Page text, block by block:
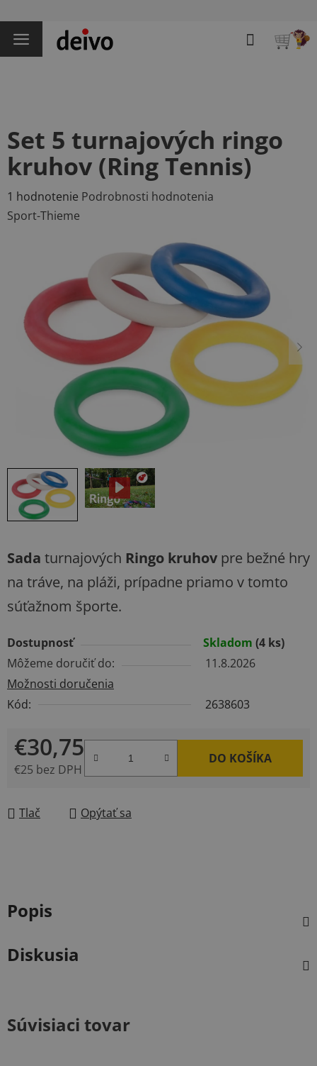
na
obsah
Hľadať
Sada turnajových Ringo kruhov pre bežné hry
na tráve, na pláži, prípadne priamo v tomto
súťažnom športe.
Dostupnosť Skladom (4 ks)
Môžeme doručiť do:
11.8.2026
Možnosti doručenia
Kód:
2638603
€30,75
€25 bez DPH
DO KOŠÍKA
Tlač Opýtať sa
Set 5 turnajových ringo
kruhov (Ring Tennis)
Priemerné
hodnotenie
hviezdičiek.
1 hodnotenie Podrobnosti hodnotenia
Sport-Thieme
Popis
Diskusia
Súvisiaci tovar